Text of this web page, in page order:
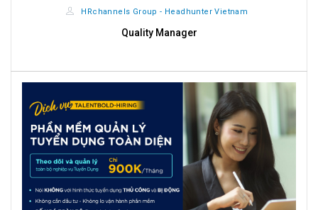
HRchannels Group - Headhunter Vietnam
Quality Manager